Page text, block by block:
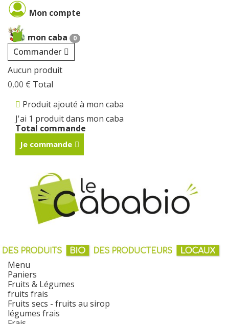
Mon compte
mon caba 0
Commander
Aucun produit
0,00 € Total
Produit ajouté à mon caba
J'ai 1 produit dans mon caba
Total commande
Je commande
Menu
Paniers
Fruits & Légumes
fruits frais
Fruits secs - fruits au sirop
légumes frais
Cookies management panel